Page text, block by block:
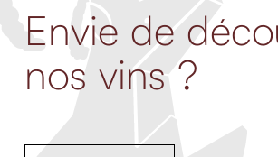
Envie de
nos vins ?